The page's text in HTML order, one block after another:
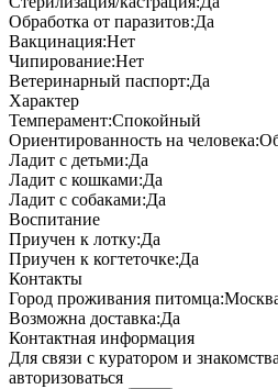
Обработка от паразитов:Да
Вакцинация:Нет
Чипирование:Нет
Ветеринарный паспорт:Да
Характер
Темперамент:Спокойный
Ориентированность на человека:
Ладит с детьми:Да
Ладит с кошками:Да
Ладит с собаками:Да
Воспитание
Приучен к лотку:Да
Приучен к когтеточке:Да
Контакты
Город проживания питомца:
Возможна доставка:Да
Контактная информация
Для связи с куратором и
авторизоваться